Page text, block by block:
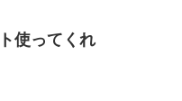
使ってくれ